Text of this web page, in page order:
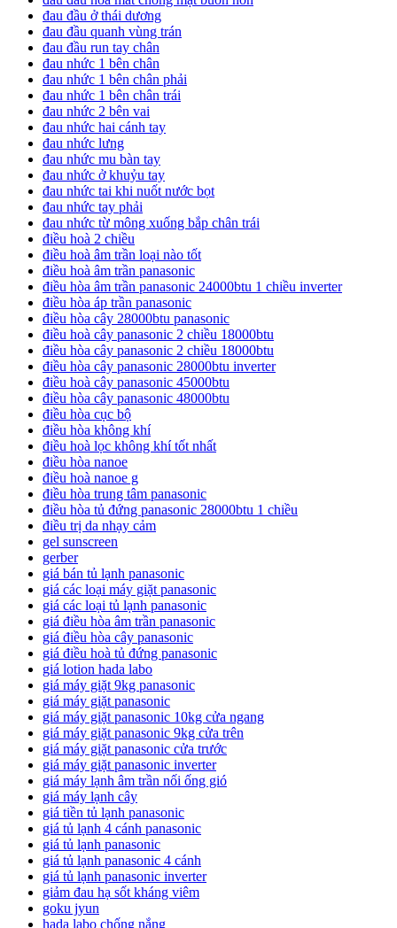
đau đầu ở thái dương
đau đầu quanh vùng trán
đau đầu run tay chân
đau nhức 1 bên chân
đau nhức 1 bên chân phải
đau nhức 1 bên chân trái
đau nhức 2 bên vai
đau nhức hai cánh tay
đau nhức lưng
đau nhức mu bàn tay
đau nhức ở khuỷu tay
đau nhức tai khi nuốt nước bọt
đau nhức tay phải
đau nhức từ mông xuống bắp chân trái
điều hoà 2 chiều
điều hoà âm trần loại nào tốt
điều hoà âm trần panasonic
điều hòa âm trần panasonic 24000btu 1 chiều inverter
điều hòa áp trần panasonic
điều hòa cây 28000btu panasonic
điều hoà cây panasonic 2 chiều 18000btu
điều hòa cây panasonic 2 chiều 18000btu
điều hòa cây panasonic 28000btu inverter
điều hoà cây panasonic 45000btu
điều hòa cây panasonic 48000btu
điều hòa cục bộ
điều hòa không khí
điều hoà lọc không khí tốt nhất
điều hòa nanoe
điều hoà nanoe g
điều hòa trung tâm panasonic
điều hòa tủ đứng panasonic 28000btu 1 chiều
điều trị da nhạy cảm
gel sunscreen
gerber
giá bán tủ lạnh panasonic
giá các loại máy giặt panasonic
giá các loại tủ lạnh panasonic
giá điều hòa âm trần panasonic
giá điều hòa cây panasonic
giá điều hoà tủ đứng panasonic
giá lotion hada labo
giá máy giặt 9kg panasonic
giá máy giặt panasonic
giá máy giặt panasonic 10kg cửa ngang
giá máy giặt panasonic 9kg cửa trên
giá máy giặt panasonic cửa trước
giá máy giặt panasonic inverter
giá máy lạnh âm trần nối ống gió
giá máy lạnh cây
giá tiền tủ lạnh panasonic
giá tủ lạnh 4 cánh panasonic
giá tủ lạnh panasonic
giá tủ lạnh panasonic 4 cánh
giá tủ lạnh panasonic inverter
giảm đau hạ sốt kháng viêm
goku jyun
hada labo chống nắng